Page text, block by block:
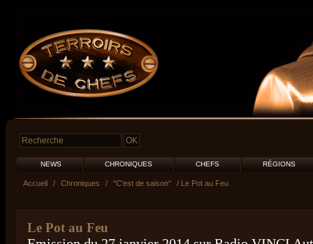
NEWS CHRONIQUES CHEFS RÉGIONS
Accueil / Chroniques / "C'est de saison" / Le Pot au Feu
Le Pot au Feu